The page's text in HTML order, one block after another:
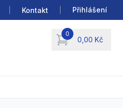
Kontakt Přihlášení
0
0,00 Kč
items in cart, view